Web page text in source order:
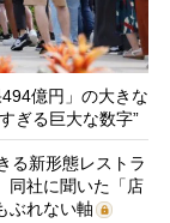
億円」の大きな
ぎる巨大な数字”
る新形態レストラ
同社に聞いた「店
ぶれない軸